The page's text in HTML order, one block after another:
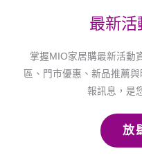
最新活
掌握MIO家居購最新活動
區、門市優惠、新品推薦
報訊息，是
放